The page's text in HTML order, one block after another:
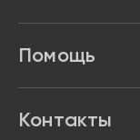
Акции и скидки
Возврат товара
Помощь
Контакты